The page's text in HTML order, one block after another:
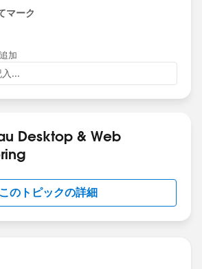
Result] and [Difference] to view
マーク
加
...
Desktop & Web
このトピックの詳細